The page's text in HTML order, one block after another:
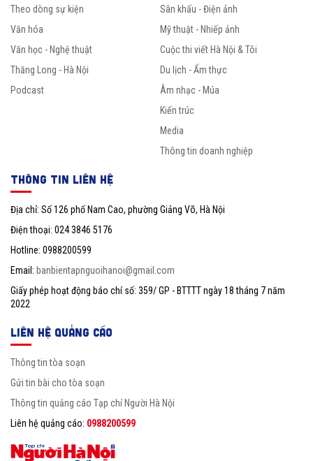
Theo dòng sự kiện
Văn hóa
Văn học - Nghệ thuật
Thăng Long - Hà Nội
Podcast
Sân khấu - Điện ảnh
Mỹ thuật - Nhiếp ảnh
Cuộc thi viết Hà Nội & Tôi
Du lịch - Ẩm thực
Âm nhạc - Múa
Kiến trúc
Media
Thông tin doanh nghiệp
THÔNG TIN LIÊN HỆ
Địa chỉ: Số 126 phố Nam Cao, phường Giảng Võ, Hà Nội
Điện thoại: 024 3846 5176
Hotline: 0988200599
Email: banbientapnguoihanoi@gmail.com
Giấy phép hoạt động báo chí số: 359/ GP - BTTTT ngày 18 tháng 7 năm
2022
LIÊN HỆ QUẢNG CÁO
Thông tin tòa soạn
Gửi tin bài cho tòa soạn
Thông tin quảng cáo Tạp chí Người Hà Nội
Liên hệ quảng cáo: 0988200599